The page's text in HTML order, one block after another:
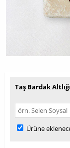
Taş Bardak
Ürüne